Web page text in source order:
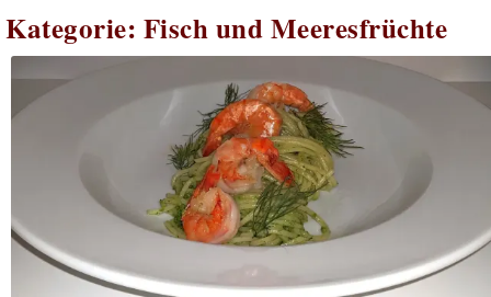
Kategorie: Fisch und Meeresfrüchte